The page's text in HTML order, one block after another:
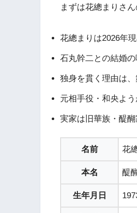
まずは花總まりさ
花總まりは2026年
石丸幹二との結婚
独身を貫く理由は
元相手役・和央よ
実家は旧華族・醍
名前 花
本名 醍
生年月日